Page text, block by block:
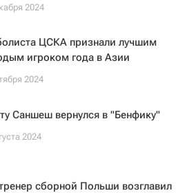
2024
ЦСКА признали лучшим
игроком года в Азии
2024
Саншеш вернулся в "Бенфику"
2024
сборной Польши возглавил